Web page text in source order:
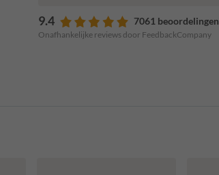
9.4 7061 beoordelingen
Onafhankelijke reviews door FeedbackCompany